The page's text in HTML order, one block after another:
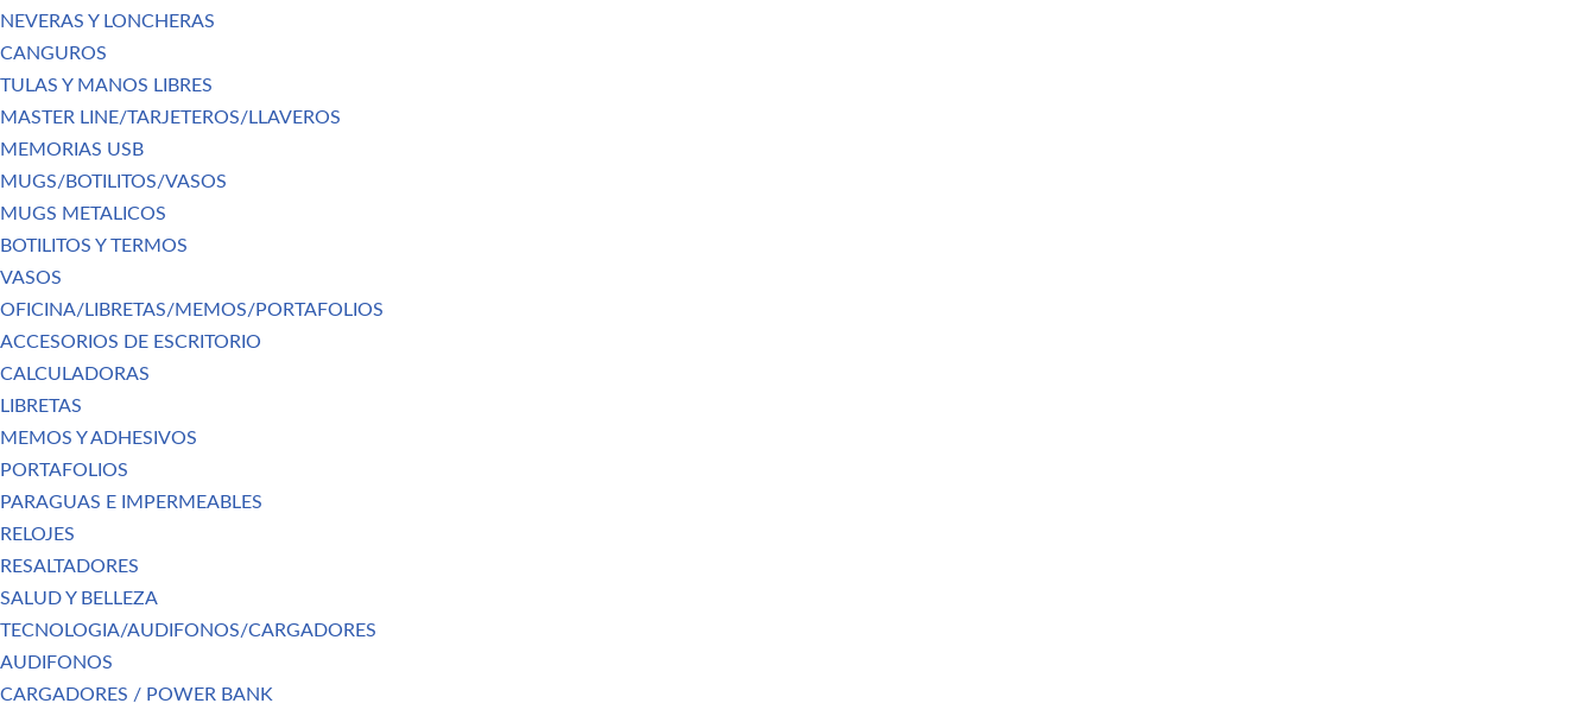
NEVERAS Y LONCHERAS
CANGUROS
TULAS Y MANOS LIBRES
MASTER LINE/TARJETEROS/LLAVEROS
MEMORIAS USB
MUGS/BOTILITOS/VASOS
MUGS METALICOS
BOTILITOS Y TERMOS
VASOS
OFICINA/LIBRETAS/MEMOS/PORTAFOLIOS
ACCESORIOS DE ESCRITORIO
CALCULADORAS
LIBRETAS
MEMOS Y ADHESIVOS
PORTAFOLIOS
PARAGUAS E IMPERMEABLES
RELOJES
RESALTADORES
SALUD Y BELLEZA
TECNOLOGIA/AUDIFONOS/CARGADORES
AUDIFONOS
CARGADORES / POWER BANK